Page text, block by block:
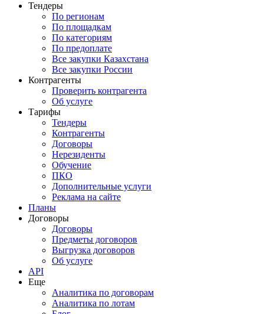
Тендеры
По регионам
По площадкам
По категориям
По предоплате
Все закупки Казахстана
Все закупки России
Контрагенты
Проверить контрагента
Об услуге
Тарифы
Тендеры
Контрагенты
Договоры
Нерезиденты
Обучение
ПКО
Дополнительные услуги
Реклама на сайте
Планы
Договоры
Договоры
Предметы договоров
Выгрузка договоров
Об услуге
API
Еще
Аналитика по договорам
Аналитика по лотам